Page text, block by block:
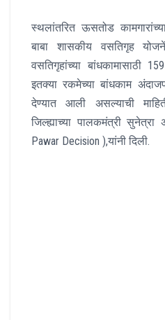
स्थलांतरित ऊसतोड
बाबा शासकीय वसतिगृह
वसतिगृहांच्या बांधकामासाठी
इतक्या रकमेच्या बांधकाम
देण्यात आली असल्याची
जिल्ह्याच्या पालकमंत्री
Pawar Decision ),यांनी दिली.